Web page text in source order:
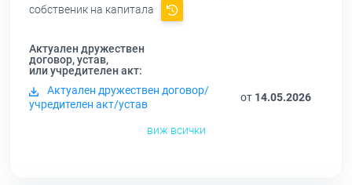
собственик на капитала
Актуален дружествен
договор, устав,
или учредителен акт:
Актуален дружествен договор/
учредителен акт/устав
от 14.05.2026
виж всички